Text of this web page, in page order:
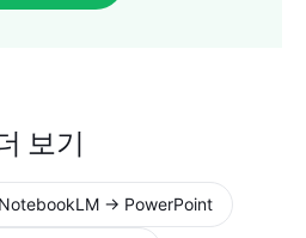
보기
NotebookLM → PowerPoint